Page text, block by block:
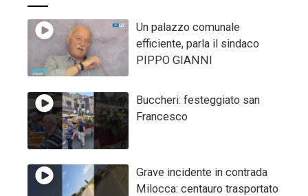
Un palazzo comunale
efficiente, parla il sindaco
PIPPO GIANNI
Buccheri: festeggiato san
Francesco
Grave incidente in contrada
Milocca: centauro trasportato